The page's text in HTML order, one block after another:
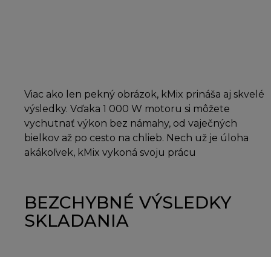
Viac ako len pekný obrázok, kMix prináša aj skvelé
výsledky. Vďaka 1 000 W motoru si môžete
vychutnať výkon bez námahy, od vaječných
bielkov až po cesto na chlieb. Nech už je úloha
akákoľvek, kMix vykoná svoju prácu
BEZCHYBNÉ VÝSLEDKY
SKLADANIA